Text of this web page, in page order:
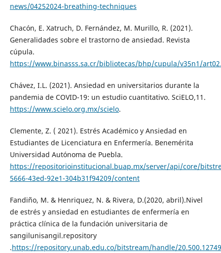
news/04252024-breathing-techniques
Chacón, E. Xatruch, D. Fernández, M. Murillo, R. (2021).
Generalidades sobre el trastorno de ansiedad. Revista
cúpula.
https://www.binasss.sa.cr/bibliotecas/bhp/cupula/v35n1/
Chávez, I.L. (2021). Ansiedad en universitarios durante la
pandemia de COVID-19: un estudio cuantitativo. SciELO,11.
https://www.scielo.org.mx/scielo.
Clemente, Z. ( 2021). Estrés Académico y Ansiedad en
Estudiantes de Licenciatura en Enfermería. Benemérita
Universidad Autónoma de Puebla.
https://repositorioinstitucional.buap.mx/server/api/core/
5666-43ed-92e1-304b31f94209/content
Fandiño, M. & Henriquez, N. & Rivera, D.(2020, abril).Nivel
de estrés y ansiedad en estudiantes de enfermería en
práctica clínica de la fundación universitaria de
sangilunisangil.repository
.https://repository.unab.edu.co/bitstream/handle/